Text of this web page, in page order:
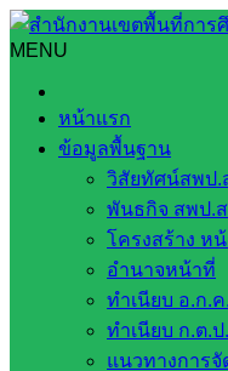
Skip
to
content
MENU
หน้าแรก
ข้อมูลพื้นฐาน
วิสัยทัศน์สพป.
พันธกิจ สพป.ส
โครงสร้าง ห
อำนาจหน้าที่
ทำเนียบ อ.ก.
ทำเนียบ ก.ต.
แนวทางการจั
Search
พระราชบัญญัติระเบียบข้
ศึกษา พ.ศ. 2547
พระราชบัญญัติร
บุคลากรทางการ
สิงหาคม 3, 2021สิงห